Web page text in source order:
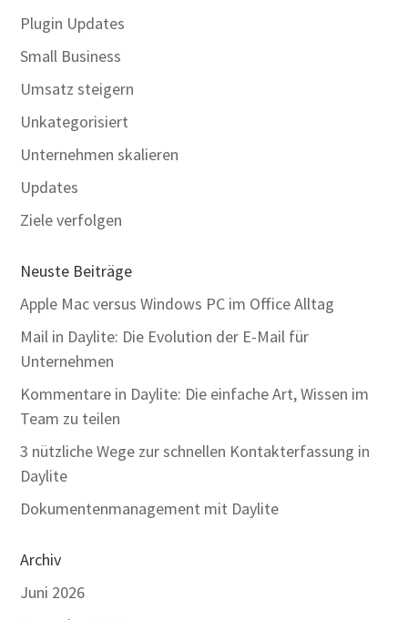
Plugin Updates
Small Business
Umsatz steigern
Unkategorisiert
Unternehmen skalieren
Updates
Ziele verfolgen
Neuste Beiträge
Apple Mac versus Windows PC im Office Alltag
Mail in Daylite: Die Evolution der E-Mail für
Unternehmen
Kommentare in Daylite: Die einfache Art, Wissen im
Team zu teilen
3 nützliche Wege zur schnellen Kontakterfassung in
Daylite
Dokumentenmanagement mit Daylite
Archiv
Juni 2026